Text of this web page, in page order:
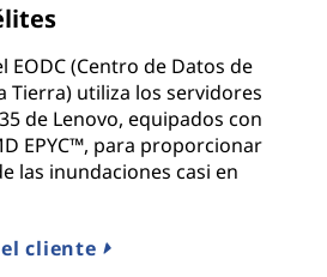
EODC (Centro de Datos de
Tierra) utiliza los servidores
de Lenovo, equipados con
EPYC™, para proporcionar
las inundaciones casi en
cliente